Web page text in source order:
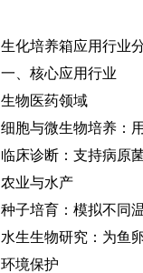
生化培养箱应用行业
一、核心应用行业
‌生物医药领域‌
细胞与微生物培养‌：
临床诊断‌：支持病原
‌农业与水产‌
种子培育‌：模拟不同
水生生物研究‌：为鱼
‌环境保护‌